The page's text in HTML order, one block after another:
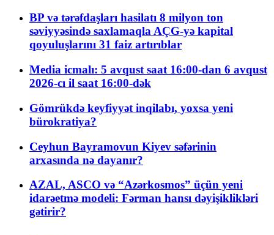
BP və tərəfdaşları hasilatı 8 milyon ton
səviyyəsində saxlamaqla AÇG-yə kapital
qoyuluşlarını 31 faiz artırıblar
Media icmalı: 5 avqust saat 16:00-dan 6 avqust
2026-cı il saat 16:00-dək
Gömrükdə keyfiyyət inqilabı, yoxsa yeni
bürokratiya?
Ceyhun Bayramovun Kiyev səfərinin
arxasında nə dayanır?
AZAL, ASCO və “Azərkosmos” üçün yeni
idarəetmə modeli: Fərman hansı dəyişiklikləri
gətirir?